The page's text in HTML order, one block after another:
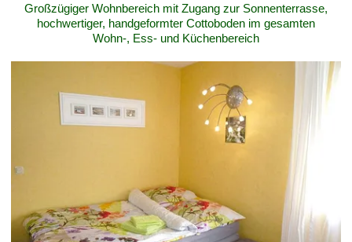
Großzügiger Wohnbereich mit Zugang zur Sonnenterrasse,
hochwertiger, handgeformter Cottoboden im gesamten
Wohn-, Ess- und Küchenbereich